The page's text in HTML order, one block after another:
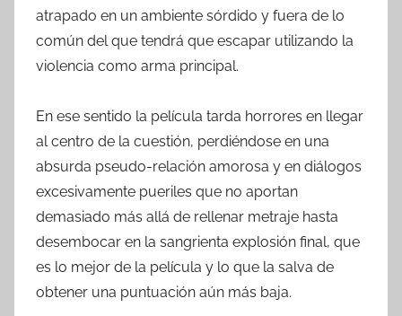
atrapado en un ambiente sórdido y fuera de lo
común del que tendrá que escapar utilizando la
violencia como arma principal.
En ese sentido la película tarda horrores en llegar
al centro de la cuestión, perdiéndose en una
absurda pseudo-relación amorosa y en diálogos
excesivamente pueriles que no aportan
demasiado más allá de rellenar metraje hasta
desembocar en la sangrienta explosión final, que
es lo mejor de la película y lo que la salva de
obtener una puntuación aún más baja.